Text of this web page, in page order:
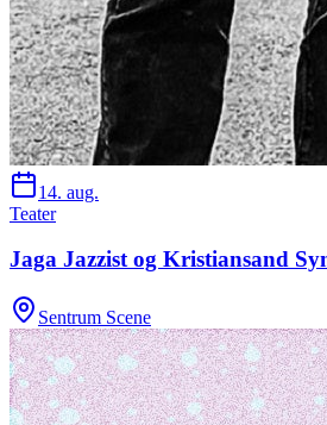
14. aug.
Teater
Jaga Jazzist og Kristiansand
Sentrum Scene